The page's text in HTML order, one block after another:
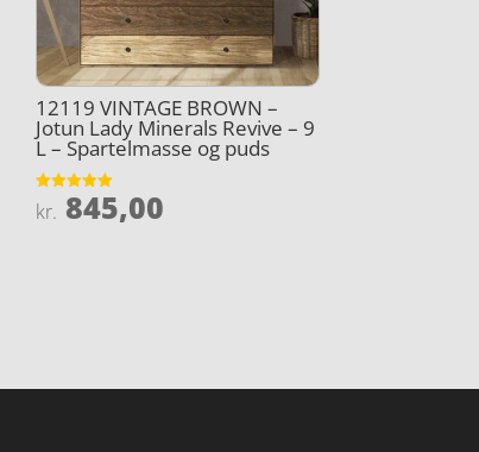
12119 VINTAGE BROWN –
Jotun Lady Minerals Revive – 9
L – Spartelmasse og puds
Vurderet
4.9
kr. 845,00